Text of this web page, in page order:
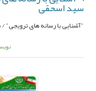
سید اسحقی
"آشنایی با رسانه های